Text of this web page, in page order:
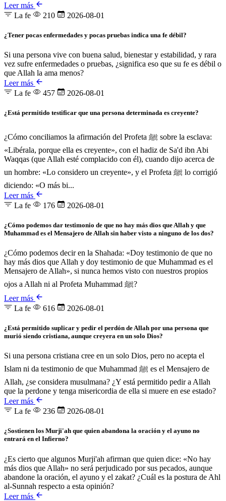
Leer más
La fe
210 2026-08-01
¿Tener pocas enfermedades y pocas pruebas indica una fe débil?
Si una persona vive con buena salud, bienestar y estabilidad, y rara
vez sufre enfermedades o pruebas, ¿significa eso que su fe es débil o
que Allah la ama menos?
Leer más
La fe
457 2026-08-01
¿Está permitido testificar que una persona determinada es creyente?
¿Cómo conciliamos la afirmación del Profeta ﷺ sobre la esclava:
«Libérala, porque ella es creyente», con el hadiz de Sa'd ibn Abi
Waqqas (que Allah esté complacido con él), cuando dijo acerca de
un hombre: «Lo considero un creyente», y el Profeta ﷺ lo corrigió
diciendo: «O más bi...
Leer más
La fe
176 2026-08-01
¿Cómo podemos dar testimonio de que no hay más dios que Allah y que
Muhammad es el Mensajero de Allah sin haber visto a ninguno de los dos?
¿Cómo podemos decir en la Shahada: «Doy testimonio de que no
hay más dios que Allah y doy testimonio de que Muhammad es el
Mensajero de Allah», si nunca hemos visto con nuestros propios
ojos a Allah ni al Profeta Muhammad ﷺ?
Leer más
La fe
616 2026-08-01
¿Está permitido suplicar y pedir el perdón de Allah por una persona que
murió siendo cristiana, aunque creyera en un solo Dios?
Si una persona cristiana cree en un solo Dios, pero no acepta el
Islam ni da testimonio de que Muhammad ﷺ es el Mensajero de
Allah, ¿se considera musulmana? ¿Y está permitido pedir a Allah
que la perdone y tenga misericordia de ella si muere en ese estado?
Leer más
La fe
236 2026-08-01
¿Sostienen los Murji'ah que quien abandona la oración y el ayuno no
entrará en el Infierno?
¿Es cierto que algunos Murji'ah afirman que quien dice: «No hay
más dios que Allah» no será perjudicado por sus pecados, aunque
abandone la oración, el ayuno y el zakat? ¿Cuál es la postura de Ahl
al-Sunnah respecto a esta opinión?
Leer más